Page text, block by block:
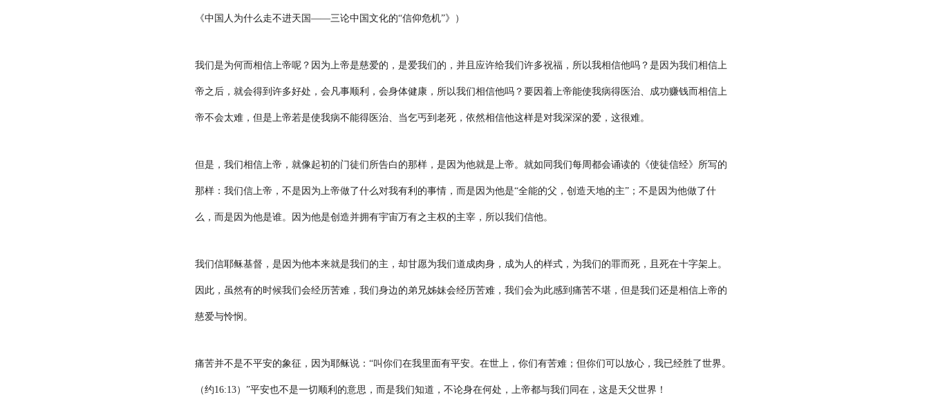
《中国人为什么走不进天国——三论中国文化的“信仰危机”》 ）
我们是为何而相信上帝呢？因为上帝是慈爱的，是爱我们的，并且应许给我们许多祝福，所以我相信他吗？是因为我们相信上
帝之后，就会得到许多好处，会凡事顺利，会身体健康，所以我们相信他吗？要因着上帝能使我病得医治、成功赚钱而相信上
帝不会太难，但是上帝若是使我病不能得医治、当乞丐到老死，依然相信他这样是对我深深的爱，这很难。
但是，我们相信上帝，就像起初的门徒们所告白的那样，是因为他就是上帝。就如同我们每周都会诵读的《使徒信经》所写的
那样：我们信上帝，不是因为上帝做了什么对我有利的事情，而是因为他是“全能的父，创造天地的主”；不是因为他做了什
么，而是因为他是谁。因为他是创造并拥有宇宙万有之主权的主宰，所以我们信他。
我们信耶稣基督，是因为他本来就是我们的主，却甘愿为我们道成肉身，成为人的样式，为我们的罪而死，且死在十字架上。
因此，虽然有的时候我们会经历苦难，我们身边的弟兄姊妹会经历苦难，我们会为此感到痛苦不堪，但是我们还是相信上帝的
慈爱与怜悯。
痛苦并不是不平安的象征，因为耶稣说：“叫你们在我里面有平安。在世上，你们有苦难；但你们可以放心，我已经胜了世界。
（约16:13）”平安也不是一切顺利的意思，而是我们知道，不论身在何处，上帝都与我们同在，这是天父世界！